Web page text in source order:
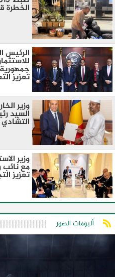
الخطرة
الرئيس
تعزيز
وزير
السيد
التشادي
وزير
مع نائب
تعزيز
ألبومات الصور